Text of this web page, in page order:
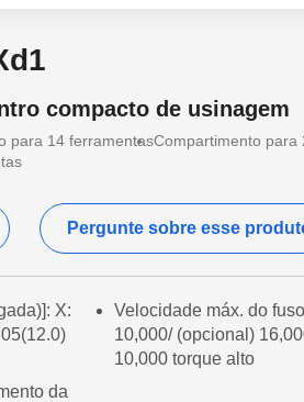
compacto de usinagem
para 14 ferramentasCompartimento para
Pergunte sobre esse
X:
Velocidade máx. do
10,000/ (opcional)
10,000 torque alto
da